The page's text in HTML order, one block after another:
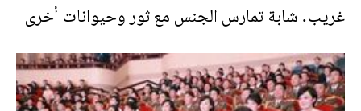
غريب. شابة تمارس الجنس مع ثور وحيوانات أخرى